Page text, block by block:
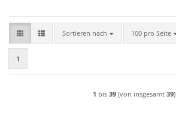
Sortieren nach
Sortieren nach 100 pro Seite
pro Seite
1
1 bis 39 (von insgesamt 39)